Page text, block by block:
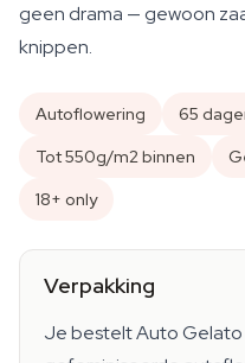
geen drama — gewoon
knippen.
Autoflowering
65
Tot 550g/m2 binnen
18+ only
Verpakking
Je bestelt Auto Gelato